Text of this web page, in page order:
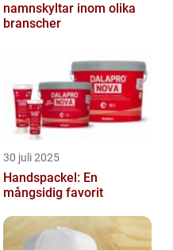
namnskyltar inom olika
branscher
30 juli 2025
Handspackel: En
mångsidig favorit